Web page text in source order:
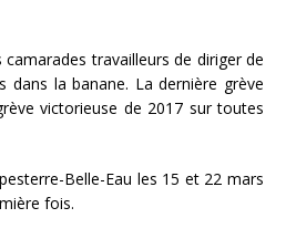
camarades travailleurs de diriger de
dans la banane. La dernière grève
victorieuse de 2017 sur toutes
Belle-Eau les 15 et 22 mars
fois.